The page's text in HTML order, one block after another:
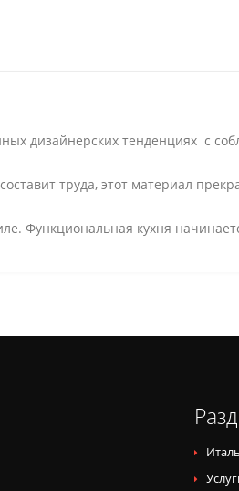
дизайнерских тенденциях с
труда, этот материал
Функциональная кухня